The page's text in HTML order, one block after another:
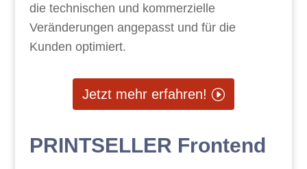
die technischen und kommerzielle
Veränderungen angepasst und für die
Kunden optimiert.
Jetzt mehr erfahren!
PRINTSELLER Frontend